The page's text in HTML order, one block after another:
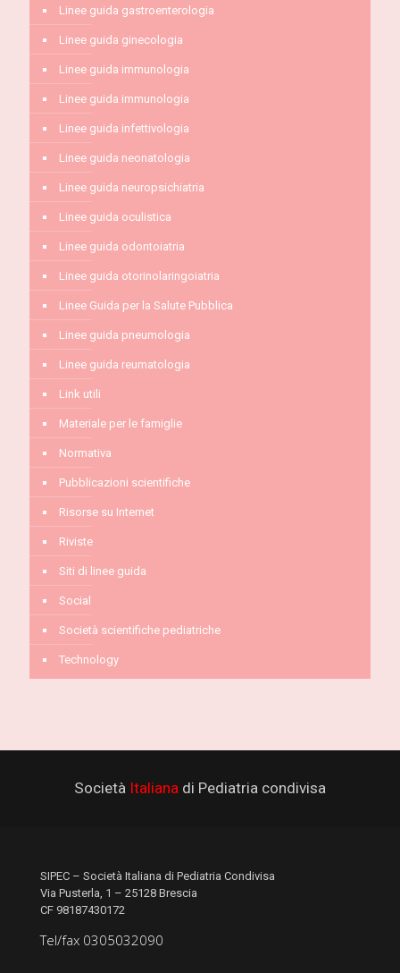
Linee guida gastroenterologia
Linee guida ginecologia
Linee guida immunologia
Linee guida immunologia
Linee guida infettivologia
Linee guida neonatologia
Linee guida neuropsichiatria
Linee guida oculistica
Linee guida odontoiatria
Linee guida otorinolaringoiatria
Linee Guida per la Salute Pubblica
Linee guida pneumologia
Linee guida reumatologia
Link utili
Materiale per le famiglie
Normativa
Pubblicazioni scientifiche
Risorse su Internet
Riviste
Siti di linee guida
Social
Società scientifiche pediatriche
Technology
Società Italiana di Pediatria condivisa
SIPEC – Società Italiana di Pediatria Condivisa
Via Pusterla, 1 – 25128 Brescia
CF 98187430172
Tel/fax 0305032090